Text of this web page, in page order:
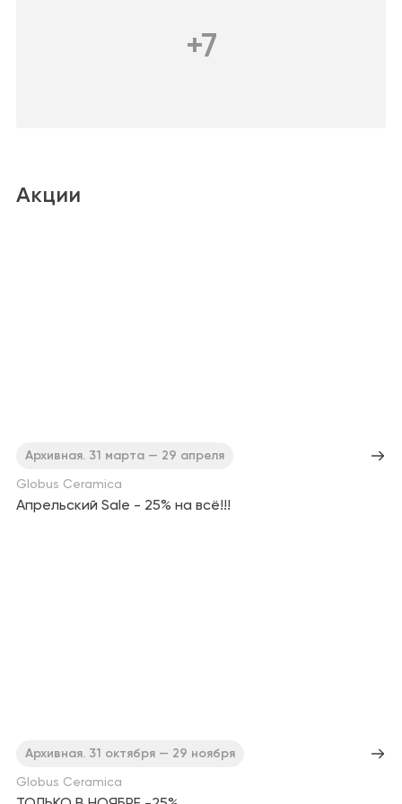
+7
Акции
Архивная. 31 марта — 29 апреля
Globus Сeramica
Апрельский Sale - 25% на всё!!!
Архивная. 31 октября — 29 ноября
Globus Сeramica